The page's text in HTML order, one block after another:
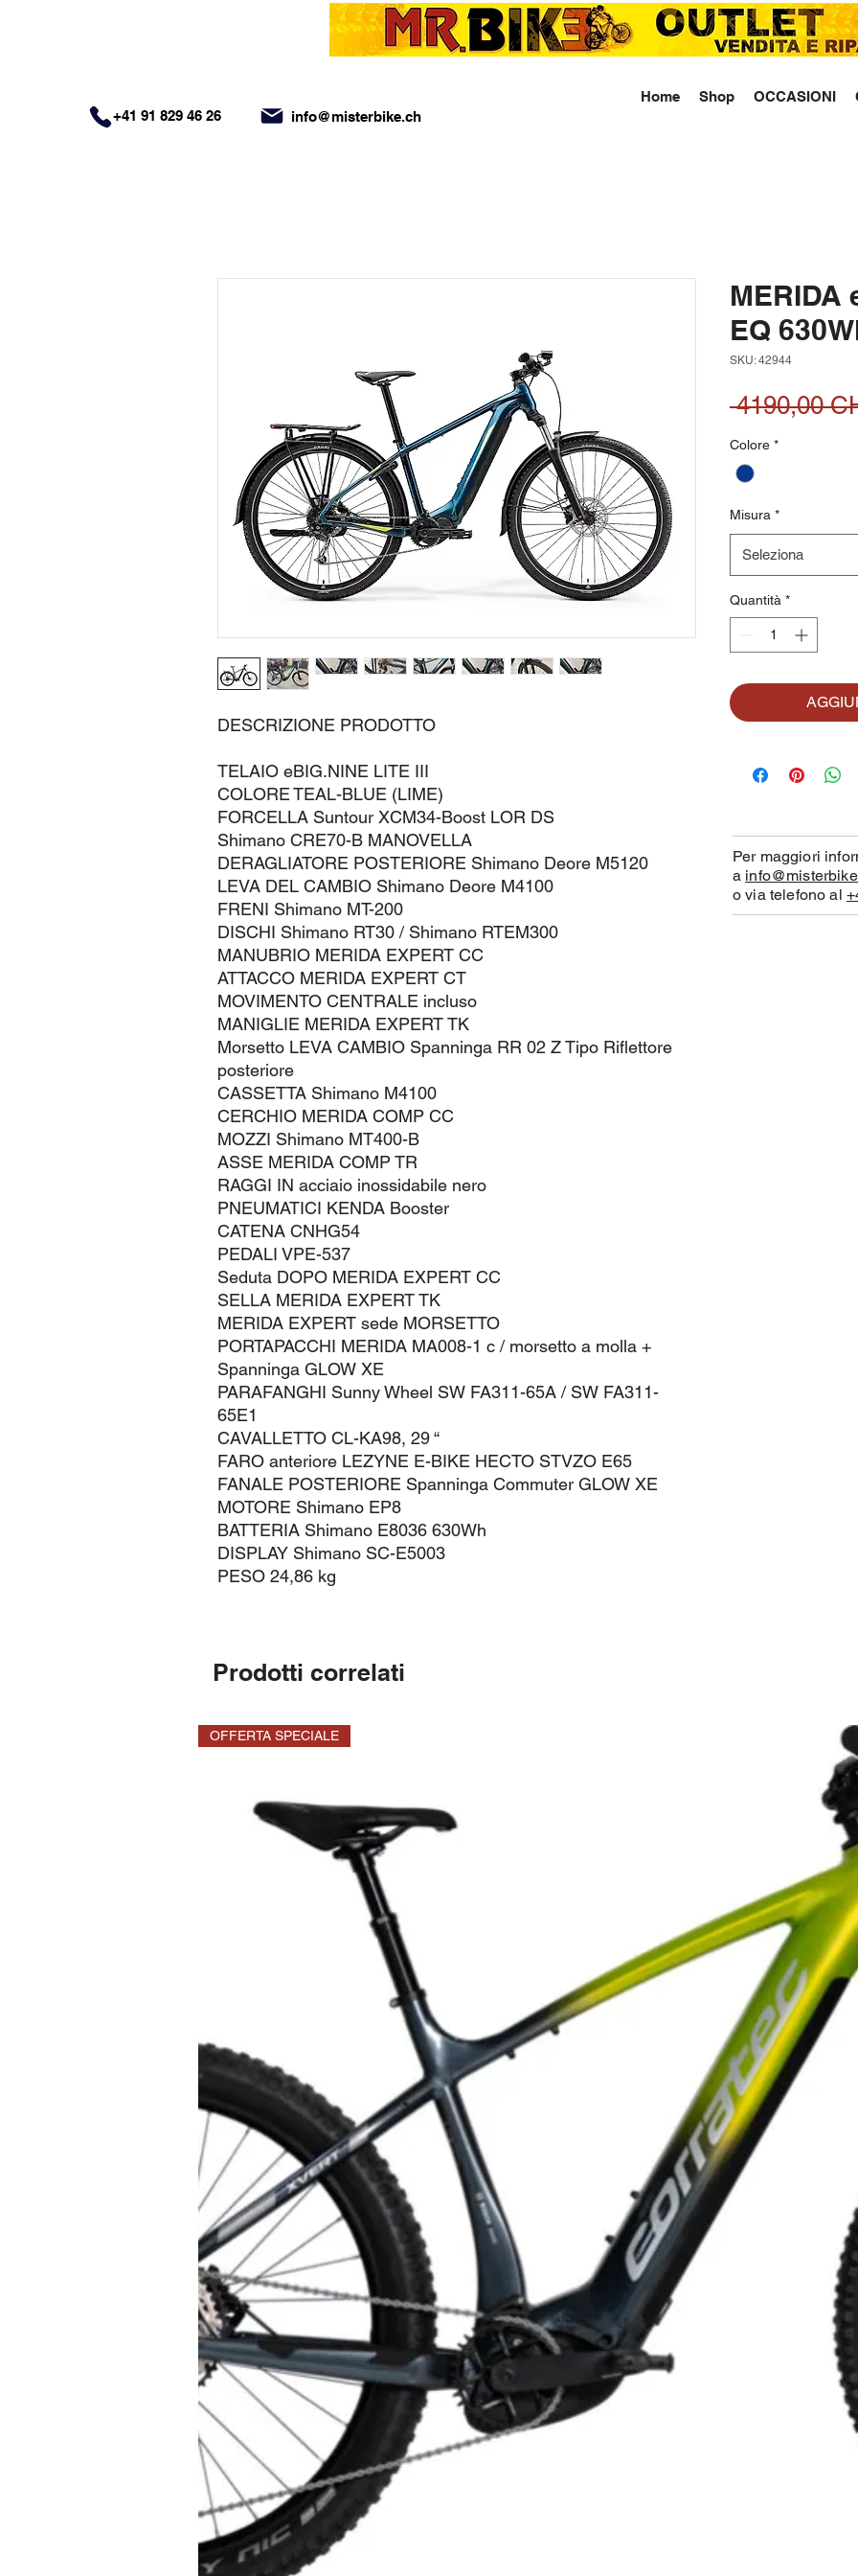
+41 91 829 46 26 info@misterbike.ch
Home Shop OCCASIONI
Per maggiori
a
o via telefono al
DESCRIZIONE PRODOTTO
TELAIO eBIG.NINE LITE III
COLORE TEAL-BLUE (LIME)
FORCELLA Suntour XCM34-Boost LOR DS
Shimano CRE70-B MANOVELLA
DERAGLIATORE POSTERIORE Shimano Deore M5120
LEVA DEL CAMBIO Shimano Deore M4100
FRENI Shimano MT-200
DISCHI Shimano RT30 / Shimano RTEM300
MANUBRIO MERIDA EXPERT CC
ATTACCO MERIDA EXPERT CT
MOVIMENTO CENTRALE incluso
MANIGLIE MERIDA EXPERT TK
Morsetto LEVA CAMBIO Spanninga RR 02 Z Tipo Riflettore
posteriore
CASSETTA Shimano M4100
CERCHIO MERIDA COMP CC
MOZZI Shimano MT400-B
ASSE MERIDA COMP TR
RAGGI IN acciaio inossidabile nero
PNEUMATICI KENDA Booster
CATENA CNHG54
PEDALI VPE-537
Seduta DOPO MERIDA EXPERT CC
SELLA MERIDA EXPERT TK
MERIDA EXPERT sede MORSETTO
PORTAPACCHI MERIDA MA008-1 c / morsetto a molla +
Spanninga GLOW XE
PARAFANGHI Sunny Wheel SW FA311-65A / SW FA311-
65E1
CAVALLETTO CL-KA98, 29 “
FARO anteriore LEZYNE E-BIKE HECTO STVZO E65
FANALE POSTERIORE Spanninga Commuter GLOW XE
MOTORE Shimano EP8
BATTERIA Shimano E8036 630Wh
DISPLAY Shimano SC-E5003
PESO 24,86 kg
MERIDA
EQ
SKU: 42944
4190,00
Colore *
Misura *
Seleziona
Quantità *
Prodotti correlati
OFFERTA SPECIALE